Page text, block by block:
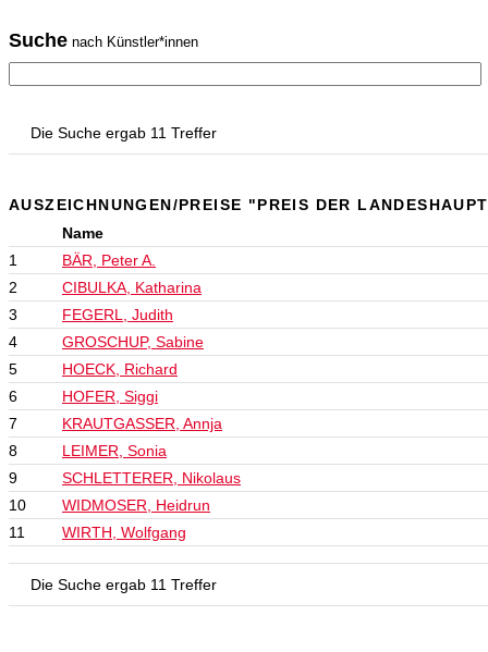
Suche nach Künstler*innen
Die Suche ergab 11 Treffer
AUSZEICHNUNGEN/PREISE "PREIS DER
Name
1
BÄR, Peter A.
2
CIBULKA, Katharina
3
FEGERL, Judith
4
GROSCHUP, Sabine
5
HOECK, Richard
6
HOFER, Siggi
7
KRAUTGASSER, Annja
8
LEIMER, Sonia
9
SCHLETTERER, Nikolaus
10
WIDMOSER, Heidrun
11
WIRTH, Wolfgang
Die Suche ergab 11 Treffer